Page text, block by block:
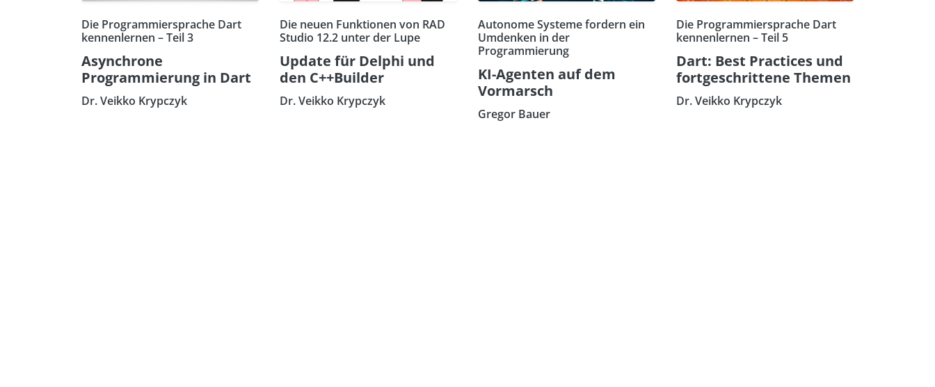
Die Programmiersprache Dart
kennenlernen – Teil 3
Asynchrone
Programmierung in Dart
Dr. Veikko Krypczyk
Die neuen Funktionen von RAD
Studio 12.2 unter der Lupe
Update für Delphi und
den C++Builder
Dr. Veikko Krypczyk
Autonome Systeme fordern ein
Umdenken in der
Programmierung
KI-Agenten auf dem
Vormarsch
Gregor Bauer
Die Programmiersprache Dart
kennenlernen – Teil 5
Dart: Best Practices und
fortgeschrittene Themen
Dr. Veikko Krypczyk